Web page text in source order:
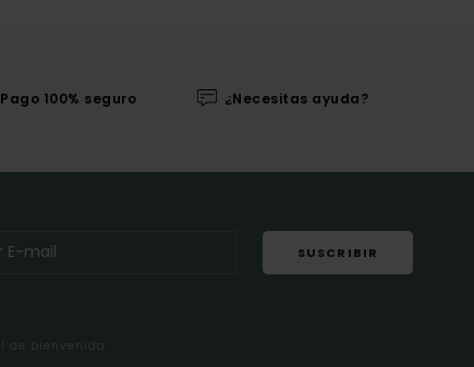
Pago 100% seguro ¿Necesitas ayuda?
SUSCRIBIR
de bienvenida